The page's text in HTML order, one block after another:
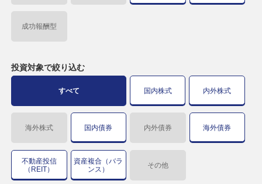
成功報酬型
投資対象で絞り込む
すべて 国内株式 内外株式
海外株式 国内債券 内外債券 海外債券
不動産投信
（REIT）
資産複合（バラ
ンス）
その他